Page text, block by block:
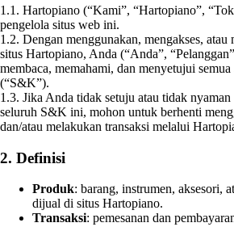
1.1. Hartopiano (“Kami”, “Hartopiano”,
pengelola situs web ini.
1.2. Dengan menggunakan, mengakses, atau
situs Hartopiano, Anda (“Anda”,
membaca, memahami, dan menyetujui
(“S&K”).
1.3. Jika Anda tidak setuju atau tidak nyaman
seluruh S&K ini, mohon untuk berhenti
dan/atau melakukan transaksi melalui
2. Definisi
Produk: barang, instrumen, aksesori,
dijual di situs Hartopiano.
Transaksi: pemesanan dan